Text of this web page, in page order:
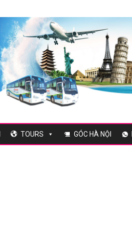
TOURS GÓC HÀ NỘI